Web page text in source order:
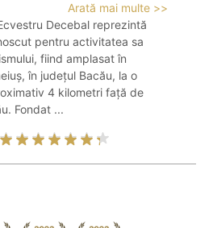
Arată mai multe >>
Decebal reprezintă
pentru activitatea sa
fiind amplasat în
în județul Bacău, la o
4 kilometri față de
Fondat ...